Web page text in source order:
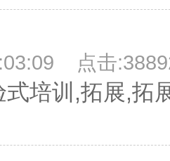
点击
式培训,拓展,拓